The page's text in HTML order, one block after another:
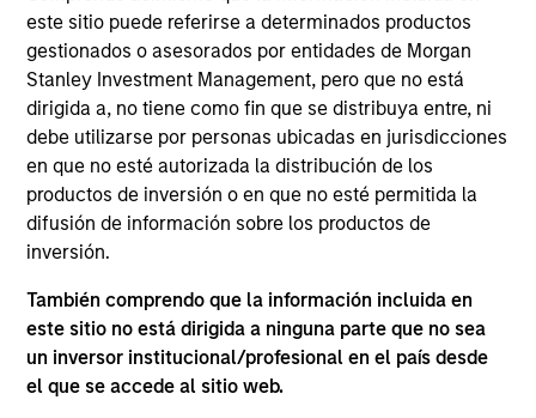
este sitio puede referirse a determinados productos
gestionados o asesorados por entidades de Morgan
Stanley Investment Management, pero que no está
dirigida a, no tiene como fin que se distribuya entre, ni
debe utilizarse por personas ubicadas en jurisdicciones
en que no esté autorizada la distribución de los
productos de inversión o en que no esté permitida la
difusión de información sobre los productos de
inversión.
También comprendo que la información incluida en
este sitio no está dirigida a ninguna parte que no sea
un inversor institucional/profesional en el país desde
el que se accede al sitio web.
Morgan Stanley acquired Eaton Vance in March
2021. Bryan began his career in the investment
industry in 2012. Prior to rejoining the firm, he was a
fixed income product reporting analyst at
Wellington Management Company and an RFP
specialist at Eaton Vance. Previously, he was
affiliated with J.P. Morgan Private Bank. Bryan
received a B.A. in economics and mathematics
from Hamilton College. He is a CFA charterholder.
ARTÍCULOS RELACIONADOS